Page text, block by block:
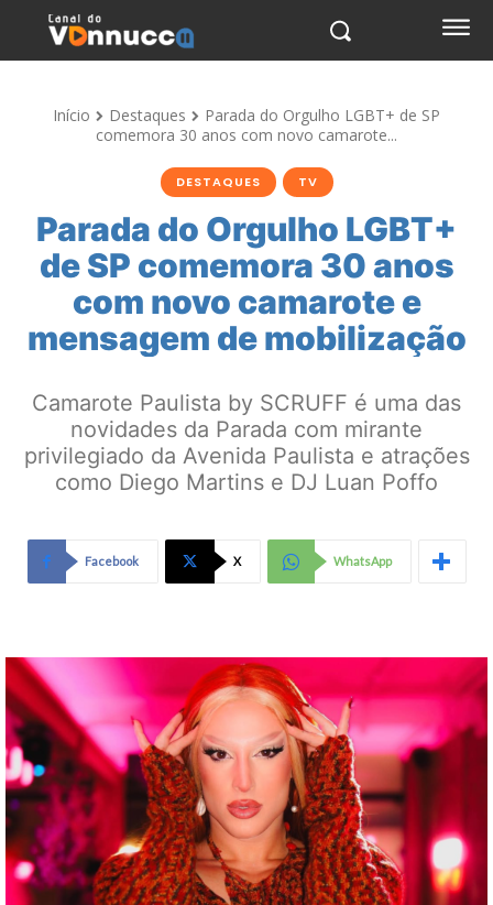
Início Destaques
Parada do Orgulho LGBT+ de SP
comemora 30 anos com novo camarote...
DESTAQUES TV
Parada do Orgulho LGBT+
de SP comemora 30 anos
com novo camarote e
mensagem de mobilização
Camarote Paulista by SCRUFF é uma das
novidades da Parada com mirante
privilegiado da Avenida Paulista e atrações
como Diego Martins e DJ Luan Poffo
Facebook X WhatsApp